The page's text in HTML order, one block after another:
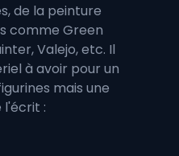
de la peinture
comme Green
Valejo, etc. Il
à avoir pour un
mais une
l'écrit :